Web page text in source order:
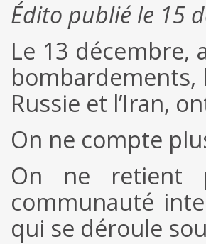
Édito publié le 15
Le 13 décembre,
bombardements,
Russie et l’Iran,
On ne compte
On ne retient
communauté
qui se déroule